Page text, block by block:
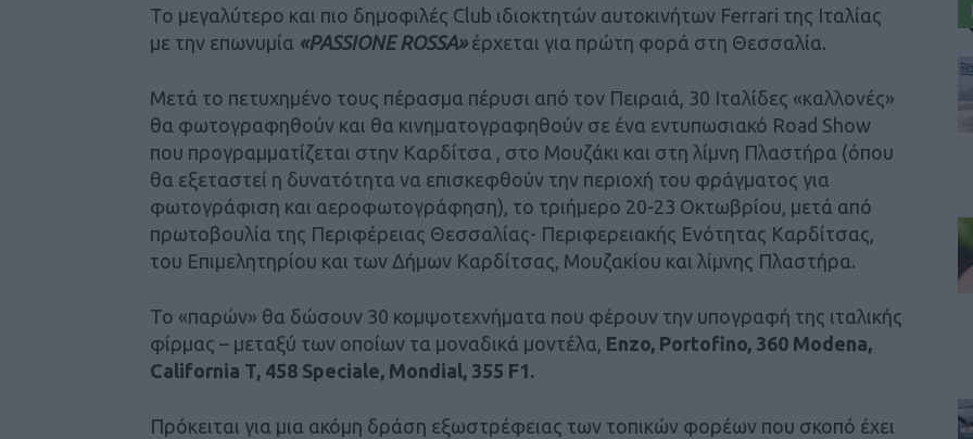
Το μεγαλύτερο και πιο δημοφιλές Club ιδιοκτητών αυτοκινήτων Ferrari της Ιταλίας
με την επωνυμία «PASSIONE ROSSA» έρχεται για πρώτη φορά στη Θεσσαλία.
Μετά το πετυχημένο τους πέρασμα πέρυσι από τον Πειραιά, 30 Ιταλίδες «καλλονές»
θα φωτογραφηθούν και θα κινηματογραφηθούν σε ένα εντυπωσιακό Road Show
που προγραμματίζεται στην Καρδίτσα , στο Μουζάκι και στη λίμνη Πλαστήρα (όπου
θα εξεταστεί η δυνατότητα να επισκεφθούν την περιοχή του φράγματος για
φωτογράφιση και αεροφωτογράφηση), το τριήμερο 20-23 Οκτωβρίου, μετά από
πρωτοβουλία της Περιφέρειας Θεσσαλίας- Περιφερειακής Ενότητας Καρδίτσας,
του Επιμελητηρίου και των Δήμων Καρδίτσας, Μουζακίου και λίμνης Πλαστήρα.
Το «παρών» θα δώσουν 30 κομψοτεχνήματα που φέρουν την υπογραφή της ιταλικής
φίρμας – μεταξύ των οποίων τα μοναδικά μοντέλα, Enzo, Portofino, 360 Modena,
California T, 458 Speciale, Mondial, 355 F1.
Πρόκειται για μια ακόμη δράση εξωστρέφειας των τοπικών φορέων που σκοπό έχει